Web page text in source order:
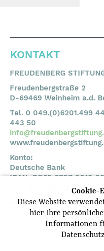
Cookie-
Diese Website
hier Ihre
Informationen
KONTAKT
FREUDENBERG
Freudenbergstraße 2
D-69469 Weinheim a.d.
Tel. 0 049.(0)6201.499
443 50
Konto:
Deutsche Bank
IBAN: DE65 6707 0010
BIC: DEUTDESMXXX